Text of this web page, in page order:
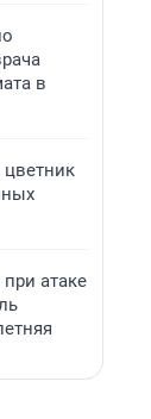
в
цветник
атаке